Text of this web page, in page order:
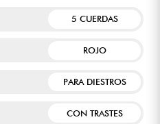
5 CUERDAS
ROJO
PARA DIESTROS
CON TRASTES